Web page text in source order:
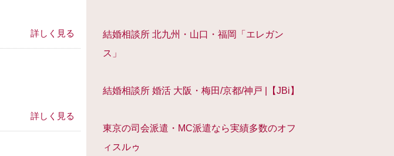
詳しく見る
詳しく見る
結婚相談所 北九州・山口・福岡「エレガン
ス」
結婚相談所 婚活 大阪・梅田/京都/神戸 |【JBi】
東京の司会派遣・MC派遣なら実績多数のオフ
ィスルゥ